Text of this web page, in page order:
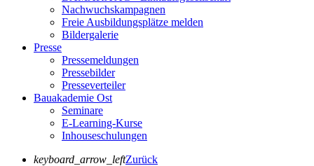
Nachwuchskampagnen
Freie Ausbildungsplätze melden
Bildergalerie
Presse
Pressemeldungen
Pressebilder
Presseverteiler
Bauakademie Ost
Seminare
E-Learning-Kurse
Inhouseschulungen
keyboard_arrow_leftZurück